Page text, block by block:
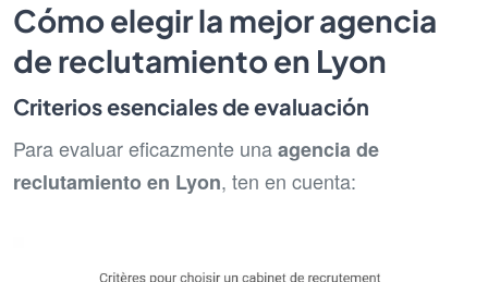
Cómo elegir la mejor agencia
de reclutamiento en Lyon
Criterios esenciales de evaluación
Para evaluar eficazmente unaagencia de
reclutamiento en Lyon, ten en cuenta: